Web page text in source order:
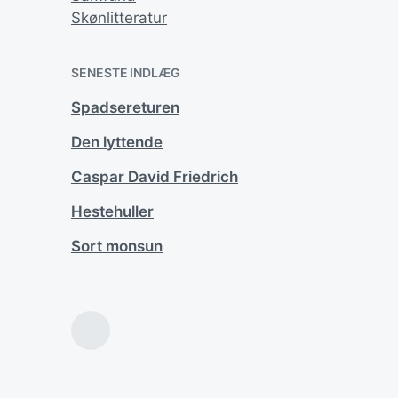
Skønlitteratur
SENESTE INDLÆG
Spadsereturen
Den lyttende
Caspar David Friedrich
Hestehuller
Sort monsun